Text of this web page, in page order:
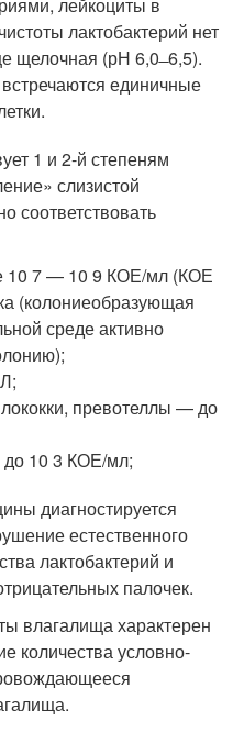
лактобактерий нет
щелочная (рН 6,0 ̶ 6,5).
единичные
1 и 2-й степеням
слизистой
соответствовать
10 7 — 10 9 КОЕ/мл (КОЕ
(колониеобразующая
среде активно
превотеллы — до
10 3 КОЕ/мл;
диагностируется
естественного
лактобактерий и
палочек.
влагалища характерен
количества условно-